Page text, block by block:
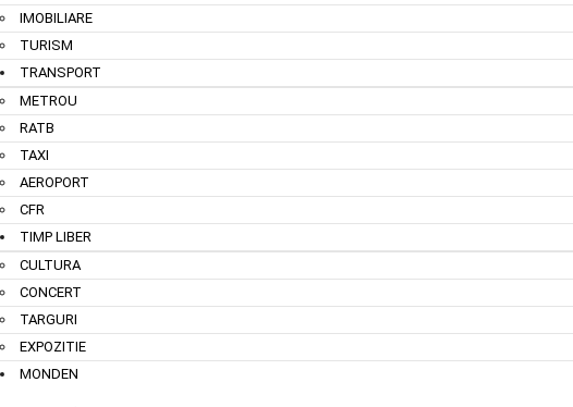
IMOBILIARE
TURISM
TRANSPORT
METROU
RATB
TAXI
AEROPORT
CFR
TIMP LIBER
CULTURA
CONCERT
TARGURI
EXPOZITIE
MONDEN